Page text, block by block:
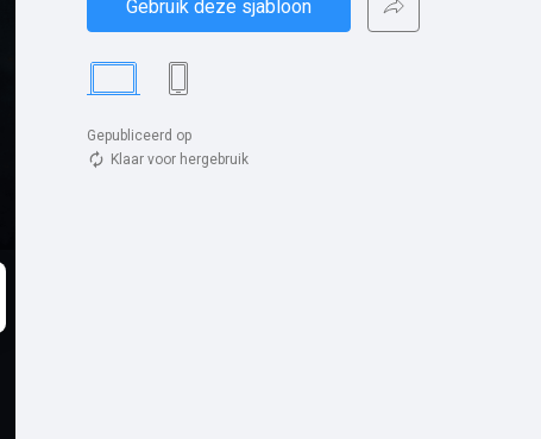
Gebruik deze sjabloon
Gepubliceerd op
Klaar voor hergebruik